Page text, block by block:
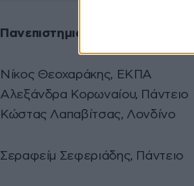
Πανεπιστημιακοί:
Νίκος Θεοχαράκης, ΕΚΠΑ
Αλεξάνδρα Κορωναίου, Πάντειο
Κώστας Λαπαβίτσας, Λονδίνο
Σεραφείμ Σεφεριάδης, Πάντειο